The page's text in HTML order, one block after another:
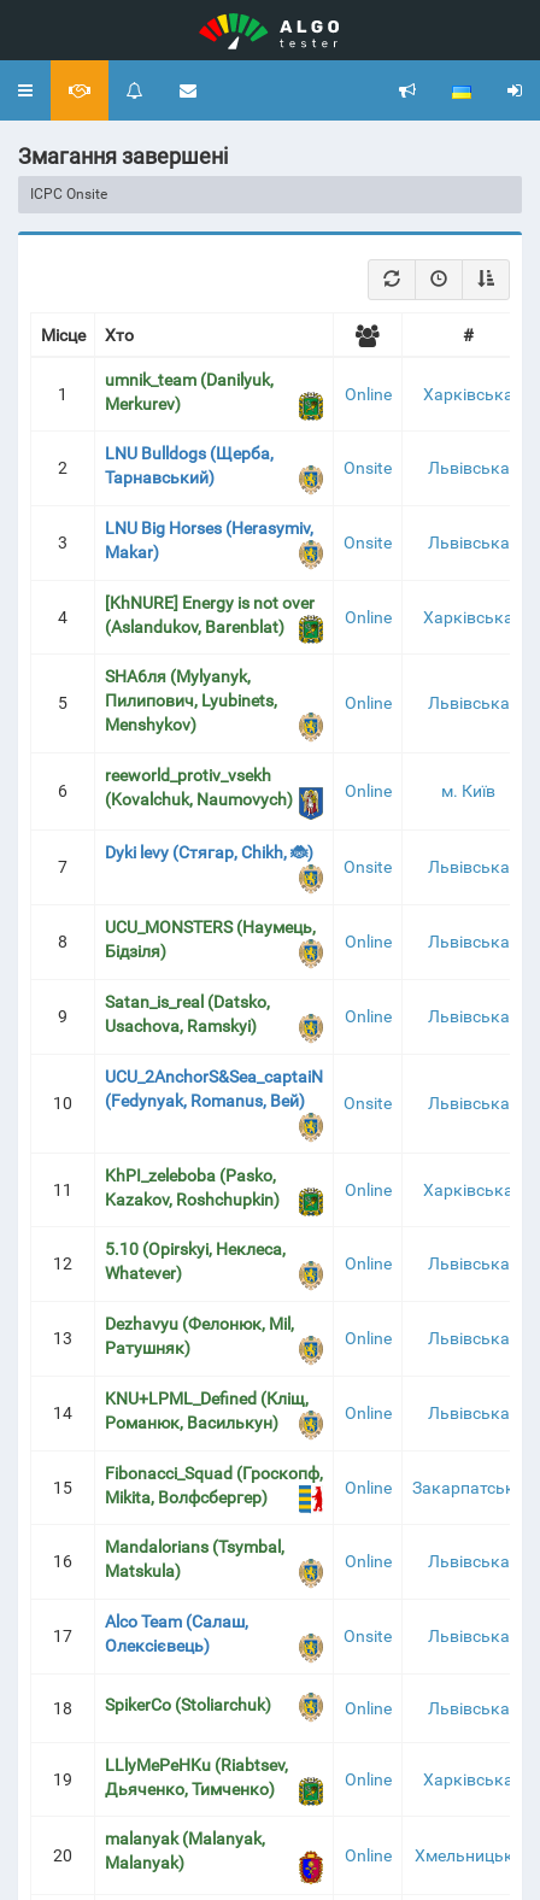
Toggle
Змагання завершені
ICPC Onsite
Місце Хто #
1
umnik_team (Danilyuk,
Merkurev)
Online Харківська
2
LNU Bulldogs (Щерба,
Тарнавський)
Onsite Львівська
3
LNU Big Horses (Herasymiv,
Makar)
Onsite Львівська
4
[KhNURE] Energy is not over
(Aslandukov, Barenblat)
Online Харківська
5
SHA6ля (Mylyanyk,
Пилипович, Lyubinets,
Menshykov)
Online Львівська
6
reeworld_protiv_vsekh
(Kovalchuk, Naumovych)
Online м. Київ
7
Dyki levy (Стягар, Chikh, 🐞)
Onsite Львівська
8
UCU_MONSTERS (Наумець,
Бідзіля)
Online Львівська
9
Satan_is_real (Datsko,
Usachova, Ramskyi)
Online Львівська
10
UCU_2AnchorS&Sea_captaiN
(Fedynyak, Romanus, Вей)
Onsite Львівська
11
KhPI_zeleboba (Pasko,
Kazakov, Roshchupkin)
Online Харківська
12
5.10 (Opirskyi, Неклеса,
Whatever)
Online Львівська
13
Dezhavyu (Фелонюк, Mil,
Ратушняк)
Online Львівська
14
KNU+LPML_Defined (Кліщ,
Романюк, Василькун)
Online Львівська
15
Fibonacci_Squad (Гроскопф,
Mikita, Волфсбергер)
Online Закарпатська
16
Mandalorians (Tsymbal,
Matskula)
Online Львівська
17
Alco Team (Салаш,
Олексієвець)
Onsite Львівська
18 SpikerCo (Stoliarchuk) Online Львівська
19
LLlyMePeHKu (Riabtsev,
Дьяченко, Тимченко)
Online Харківська
20
malanyak (Malanyak,
Malanyak)
Online Хмельницька